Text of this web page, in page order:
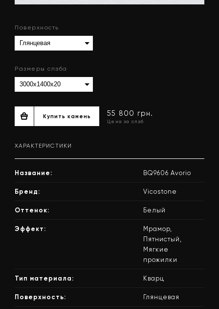
Поверхность
Размеры слэба
55 800 грн.
Цена за слэб
ХАРАКТЕРИСТИКИ
Название: BQ9606 Avorio
Бренд: Vicostone
Оттенок: Белый
Эффект:
Мрамор,
Пятнистый,
Мягкие
прожилки
Тип материала: Кварц
Поверхность: Глянцевая